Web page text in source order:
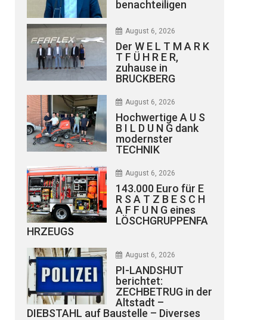
benachteiligen
August 6, 2026
Der W E L T M A R K
T F Ü H R E R,
zuhause in
BRUCKBERG
August 6, 2026
Hochwertige A U S
B I L D U N G dank
modernster
TECHNIK
August 6, 2026
143.000 Euro für E
R S A T Z B E S C H
A F F U N G eines
LÖSCHGRUPPENFA
HRZEUGS
August 6, 2026
PI-LANDSHUT
berichtet:
ZECHBETRUG in der
Altstadt –
DIEBSTAHL auf Baustelle – Diverses